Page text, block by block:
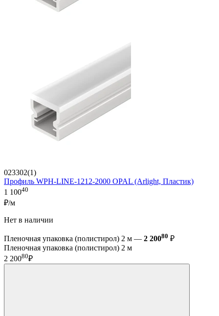
023302(1)
Профиль WPH-LINE-1212-2000 OPAL (Arlight, Пластик)
1 10040
₽/м
Нет в наличии
Пленочная упаковка (полистирол) 2 м — 2 20080 ₽
Пленочная упаковка (полистирол) 2 м
2 20080₽